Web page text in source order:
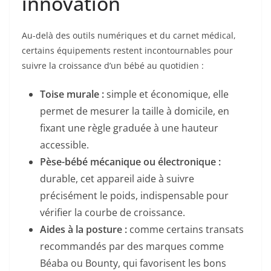
Au-delà des outils numériques et du carnet médical,
certains équipements restent incontournables pour
suivre la croissance d’un bébé au quotidien :
Toise murale :simple et économique, elle
permet de mesurer la taille à domicile, en
fixant une règle graduée à une hauteur
accessible.
Pèse-bébé mécanique ou électronique :
durable, cet appareil aide à suivre
précisément le poids, indispensable pour
vérifier la courbe de croissance.
Aides à la posture : comme certains transats
recommandés par des marques comme
Béaba ou Bounty, qui favorisent les bons